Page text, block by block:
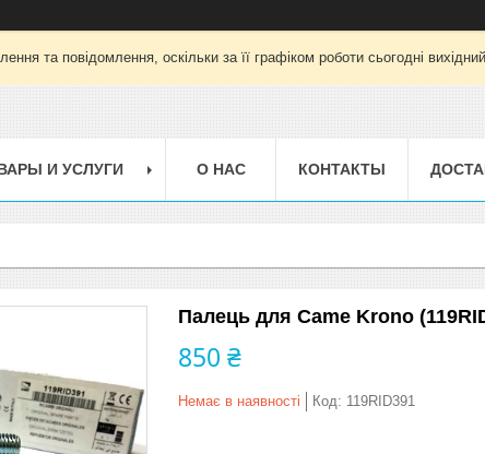
та повідомлення, оскільки за її графіком роботи сьогодні
И УСЛУГИ О НАС КОНТАКТЫ
Палець для Came Krono
850 ₴
Немає в наявності Код: 119RID391